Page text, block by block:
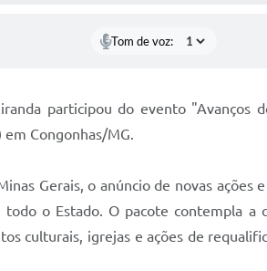
Tom de voz:
participou do evento "Avanços
Congonhas/MG.
Gerais, o anúncio de novas ações
o Estado. O pacote contempla a
culturais, igrejas e ações de